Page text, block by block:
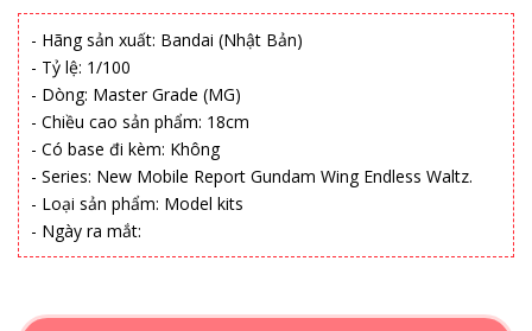
- Hãng sản xuất: Bandai (Nhật Bản)
- Tỷ lệ: 1/100
- Dòng: Master Grade (MG)
- Chiều cao sản phẩm: 18cm
- Có base đi kèm: Không
- Series: New Mobile Report Gundam Wing Endless Waltz.
- Loại sản phẩm: Model kits
- Ngày ra mắt: